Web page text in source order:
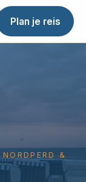
Plan je reis
&